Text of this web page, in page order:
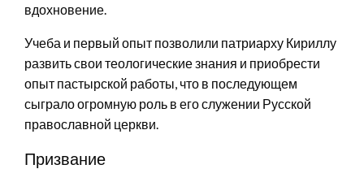
вдохновение.
Учеба и первый опыт позволили патриарху Кириллу
развить свои теологические знания и приобрести
опыт пастырской работы, что в последующем
сыграло огромную роль в его служении Русской
православной церкви.
Призвание